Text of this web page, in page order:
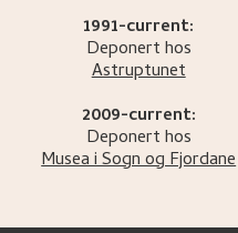
1991-current:
Deponert hos
Astruptunet
2009-current:
Deponert hos
Musea i Sogn og Fjordane